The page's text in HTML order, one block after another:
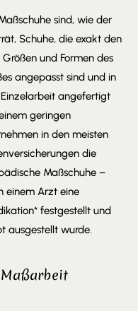
sind, wie der
Schuhe, die exakt den
und Formen des
angepasst sind und in
angefertigt
geringen
in den meisten
die
Maßschuhe –
einem Arzt eine
festgestellt und
ausgestellt wurde.